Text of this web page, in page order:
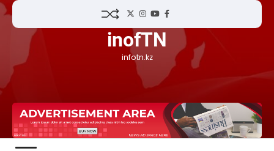
Skip
content
TwitterInstagram
YouTubeFacebook
inofTN
infotn.kz